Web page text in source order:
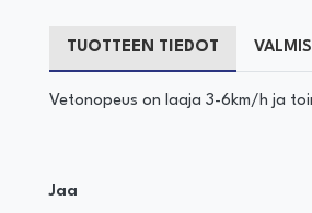
TUOTTEEN TIEDOT
Vetonopeus on laaja 3-6km/h ja
Jaa